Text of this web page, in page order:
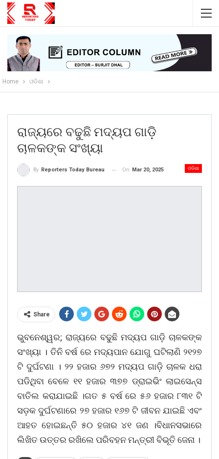
Home ଓଡିଶା
ରାଜ୍ୟରେ ବଢୁଛି ମଦ୍ୟପ ଗାଡ଼ି
ଚାଳକଙ୍କ ସଂଖ୍ୟା
ଓଡିଶା
By Reporters Today Bureau On Mar 20, 2025
Share
ଭୁବନେଶ୍ୱର; ରାଜ୍ୟରେ ବଢୁଛି ମଦ୍ୟପ ଗାଡ଼ି ଚାଳକଙ୍କ
ସଂଖ୍ୟା । ତିନି ବର୍ଷ ରେ ମଦ୍ୟପାନ ଯୋଗୁ ଘଟିଲାଣି ୨୧୨୭
ଟି ଦୁର୍ଘଟଣା । ୨୨ ହଜାର ୬୭୨ ମଦ୍ୟପ ଗାଡ଼ି ଚାଳକ ଧରା
ପଡିଥିବା ବେଳେ ୧୧ ହଜାର ୩୭୭ ଡ୍ରାଇଭିଂ ଲାଇସେନ୍ସ
ବାତିଲ କରାଯାଇଛି ।ଗତ ୫ ବର୍ଷ ରେ ୫୬ ହଜାର ୮୩୧ ଟି
ସଡ଼କ ଦୁର୍ଘଟଣାରେ ୨୭ ହଜାର ୧୬୭ ଟି ଜୀବନ ଯାଇଛି ଏବଂ
ଆହତ ହୋଇଛନ୍ତି ୫୦ ହଜାର ୪୧ ଜଣ ।ବିଧାନସଭାରେ
ଲିଖିତ ଉତ୍ତର ରଖିଲେ ପରିବହନ ମନ୍ତ୍ରୀ ବିଭୂତି ଜେନା ।